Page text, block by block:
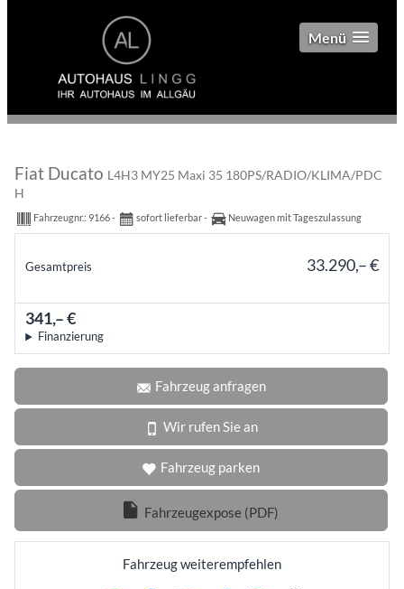
Menü
Fiat Ducato L4H3 MY25 Maxi 35 180PS/RADIO/KLIMA/PDC
H
Fahrzeugnr.: 9166 sofort lieferbar Neuwagen mit Tageszulassung
Gesamtpreis 33.290,– €
341,– €
Finanzierung
Fahrzeug anfragen
Wir rufen Sie an
Fahrzeug parken
Fahrzeugexpose (PDF)
Fahrzeug weiterempfehlen